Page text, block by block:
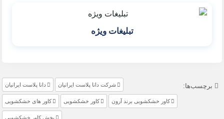
تبلیغات ویژه
برچسب‌ها: شرکت دانا پلاست ایرانیان دانا پلاست ایرانیان
کاور خشکشویی برند آرون کاور خشکشویی کاور های خشکشویی
پخش کاور خشکشویی